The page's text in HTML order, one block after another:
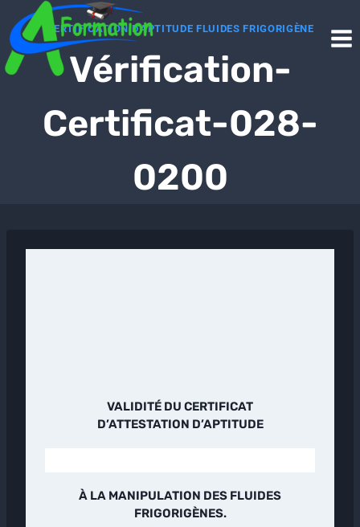
Aller
au
contenu
CERTIFICATION D'APTITUDE FLUIDES FRIGORIGÈNE
Vérification-
Certificat-028-
0200
VALIDITÉ DU CERTIFICAT
D’ATTESTATION D’APTITUDE
À LA MANIPULATION DES FLUIDES
FRIGORIGÈNES.